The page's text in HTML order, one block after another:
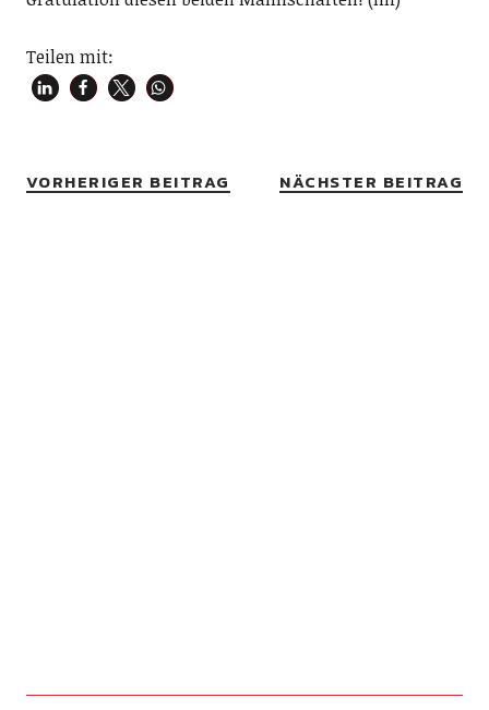
Teilen mit:
VORHERIGER BEITRAG NÄCHSTER BEITRAG